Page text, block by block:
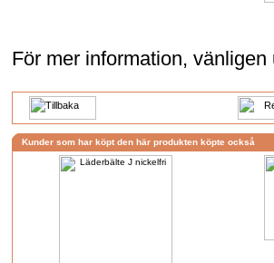
För mer information,
Kunder som har köpt den här produkten köpte också